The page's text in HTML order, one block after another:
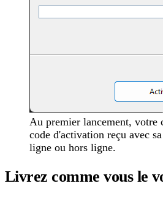
Au premier lancement, votre
code d'activation reçu avec
ligne ou hors ligne.
Livrez comme vous le